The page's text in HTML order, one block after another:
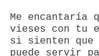
Me encantaría
vieses con tu
si sienten que
puede servir